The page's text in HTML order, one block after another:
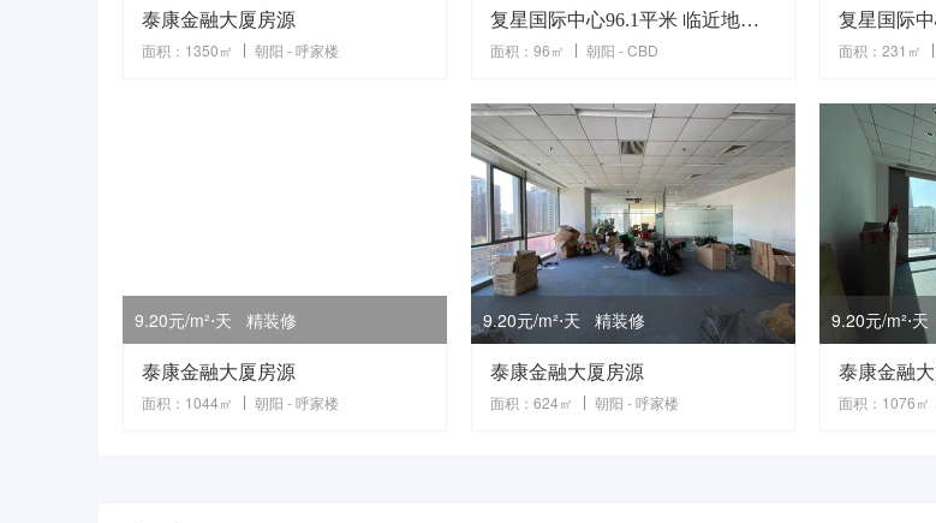
泰康金融大厦房源
面积：1350㎡
朝阳 - 呼家楼
复星国际中心96.1平米 临近地铁 热门楼盘 户型方正
面积：96㎡
朝阳 - CBD
面积：231㎡
9.20元/m²⋅天 精装修
泰康金融大厦房源
面积：1044㎡
朝阳 - 呼家楼
9.20元/m²⋅天 精装修
泰康金融大厦房源
面积：624㎡
朝阳 - 呼家楼
9.20元/m²⋅
泰康金融
面积：1076㎡